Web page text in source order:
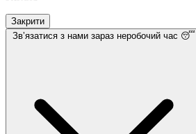
Закрити
Звʼязатися з нами зараз неробочий час 😴